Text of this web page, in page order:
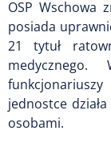
OSP Wschowa
posiada
21 tytuł
jednostce
osobami.